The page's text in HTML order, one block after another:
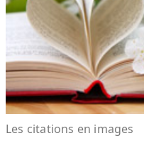
Les citations en images